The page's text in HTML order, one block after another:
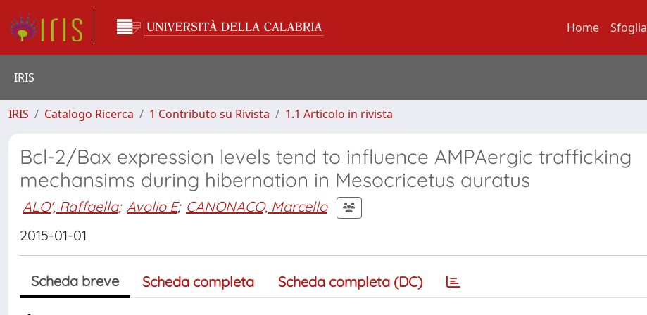
Home Sfoglia
IRIS
IRIS Catalogo Ricerca 1 Contributo su Rivista 1.1 Articolo in rivista
Bcl-2/Bax expression levels tend to influence AMPAergic trafficking
mechansims during hibernation in Mesocricetus auratus
ALO', Raffaella; Avolio E; CANONACO, Marcello
2015-01-01
Scheda breve Scheda completa Scheda completa (DC)